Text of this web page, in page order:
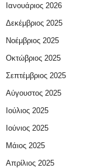
Ιανουάριος 2026
Δεκέμβριος 2025
Νοέμβριος 2025
Οκτώβριος 2025
Σεπτέμβριος 2025
Αύγουστος 2025
Ιούλιος 2025
Ιούνιος 2025
Μάιος 2025
Απρίλιος 2025